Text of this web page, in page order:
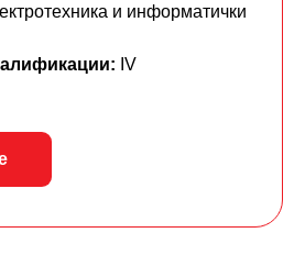
и информатички
IV